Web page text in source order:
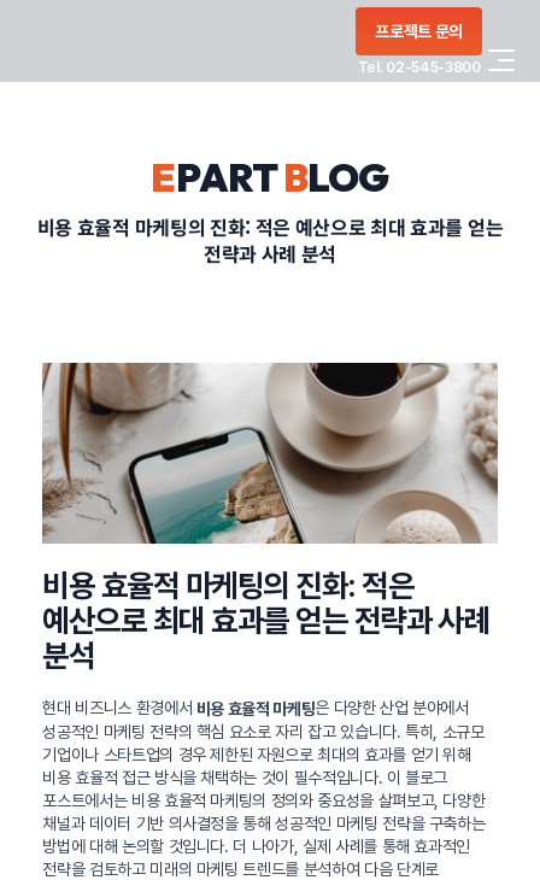
프로젝트 문의
Tel. 02-545-3800
CONTACT
정부지원사업
EPARTBLOG
비용 효율적 마케팅의 진화: 적은 예산으로 최대 효과를 얻는
전략과 사례 분석
비용 효율적 마케팅의 진화: 적은
예산으로 최대 효과를 얻는 전략과 사례
분석
현대 비즈니스 환경에서 비용 효율적 마케팅은 다양한 산업 분야에서
성공적인 마케팅 전략의 핵심 요소로 자리 잡고 있습니다. 특히, 소규모
기업이나 스타트업의 경우 제한된 자원으로 최대의 효과를 얻기 위해
비용 효율적 접근 방식을 채택하는 것이 필수적입니다. 이 블로그
포스트에서는 비용 효율적 마케팅의 정의와 중요성을 살펴보고, 다양한
채널과 데이터 기반 의사결정을 통해 성공적인 마케팅 전략을 구축하는
방법에 대해 논의할 것입니다. 더 나아가, 실제 사례를 통해 효과적인
전략을 검토하고 미래의 마케팅 트렌드를 분석하여 다음 단계로